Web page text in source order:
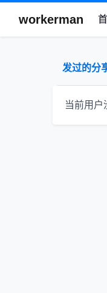
workerman
发过的分
当前用户